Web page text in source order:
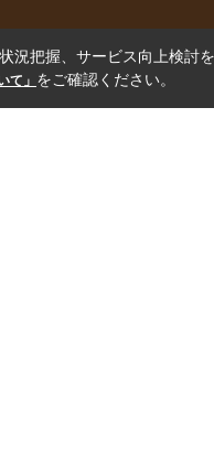
況把握、サービス向上検討
て」 をご確認ください。